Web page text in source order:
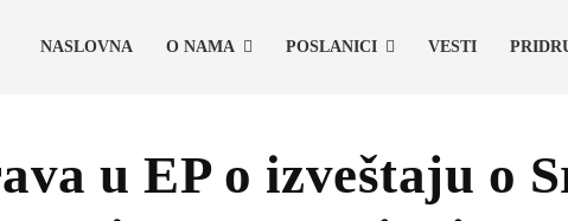
NASLOVNA O NAMA POSLANICI VESTI
u EP o izveštaju o